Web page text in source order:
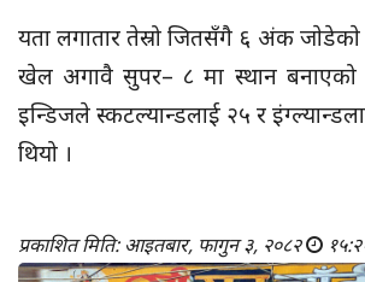
यता लगातार तेस्रो जितसँगै ६ अंक
खेल अगावै सुपर– ८ मा स्थान
इन्डिजले स्कटल्यान्डलाई २५ र
थियो ।
प्रकाशित मिति: आइतबार, फागुन ३, २०८२